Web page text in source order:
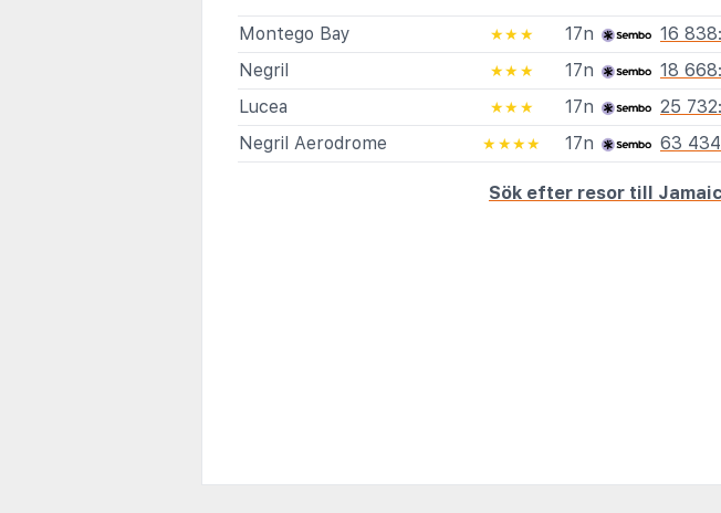
Montego Bay ★★★ 17n
16
Negril
★★★ 17n
18
Lucea
★★★ 17n
25
Negril Aerodrome
★★★★ 17n 63
Sök efter resor till